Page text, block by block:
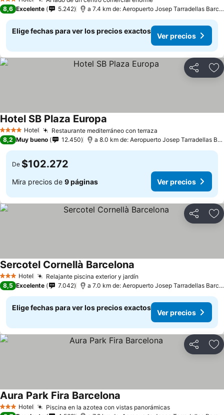
3 Estrellas
8,6 Excelente 5.242 a 7.4 km de: Aeropuerto Josep Tarradellas Barcelona-El Prat
Elige fechas para ver los precios exactos
Ver precios
Compartir
4 EstrellasHotel Restaurante mediterráneo con terraza
Hotel SB Plaza Europa
8,2 Muy bueno 12.450 a 8.0 km de: Aeropuerto Josep Tarradellas Barcelona-El Prat
De $102.272
Mira precios de 9 páginas Ver precios
Compartir
3 Estrellas
Hotel Relajante piscina exterior y jardín
Sercotel Cornellà Barcelona
8,5 Excelente 7.042 a 7.0 km de: Aeropuerto Josep Tarradellas Barcelona-El Prat
Elige fechas para ver los precios exactos
Ver precios
Compartir
3 Estrellas
Hotel Piscina en la azotea con vistas panorámicas
Aura Park Fira Barcelona